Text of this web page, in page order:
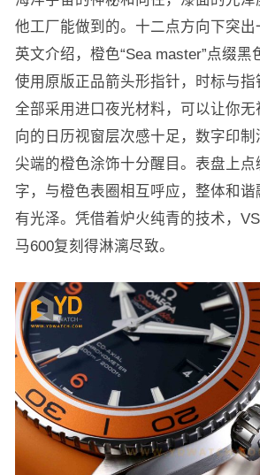
他工厂能做到的。十二点方向下突出
英文介绍，橙色“Sea master”点缀黑
使用原版正品箭头形指针，时标与
全部采用进口夜光材料，可以让你
向的日历视窗层次感十足，数字印
尖端的橙色涂饰十分醒目。表盘上
字，与橙色表圈相互呼应，整体和
有光泽。凭借着炉火纯青的技术，
马600复刻得淋漓尽致。